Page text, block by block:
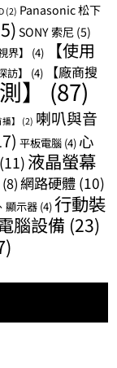
(2) Panasonic 松下
SONY 索尼 (5)
界】 (4)
【使用
訪】 (4)
【廠商搜
】 (87)
】 (2) 喇叭與音
平板電腦 (4) 心
(11) 液晶螢幕
(8)網路硬體 (10)
顯示器 (4)行動裝
腦設備 (23)